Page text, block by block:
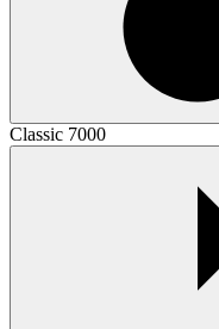
Classic 7000